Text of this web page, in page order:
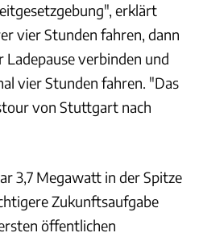
erklärt
vier Stunden fahren, dann
Ladepause verbinden und
vier Stunden fahren. "Das
von Stuttgart nach
3,7 Megawatt in der Spitze
Zukunftsaufgabe
öffentlichen